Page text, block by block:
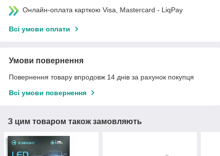
Онлайн-оплата карткою Visa, Mastercard - LiqPay
Всі умови оплати
Умови повернення
Повернення товару впродовж 14 днів за рахунок покупця
Всі умови повернення
З цим товаром також замовляють